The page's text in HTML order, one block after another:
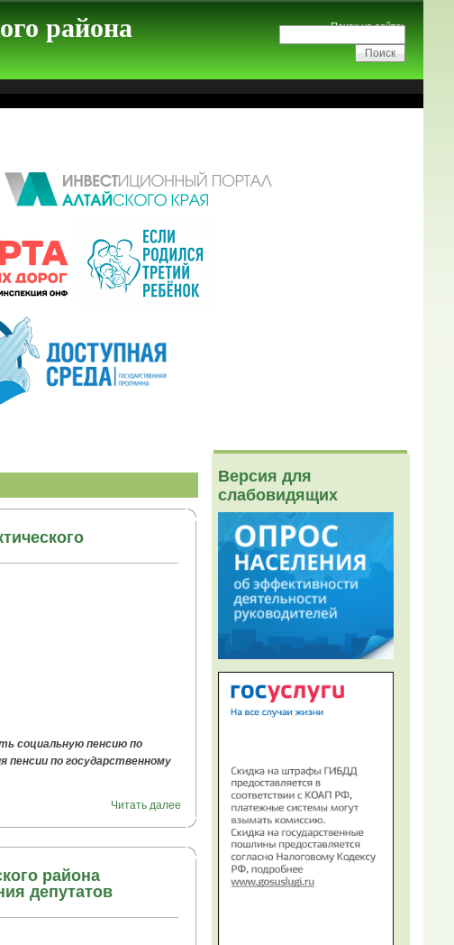
района Поиск на сайте:
социальную пенсию по
по государственному
Читать далее
района
депутатов
Версия для
слабовидящих